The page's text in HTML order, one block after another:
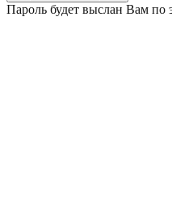
Пароль будет выслан Вам по